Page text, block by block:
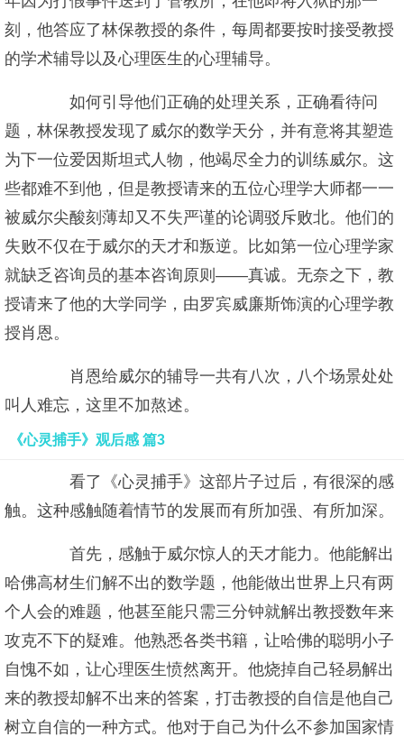
刻，他答应了林保教授的条件，每周都要按时接受教授
的学术辅导以及心理医生的心理辅导。
如何引导他们正确的处理关系，正确看待问
题，林保教授发现了威尔的数学天分，并有意将其塑造
为下一位爱因斯坦式人物，他竭尽全力的训练威尔。这
些都难不到他，但是教授请来的五位心理学大师都一一
被威尔尖酸刻薄却又不失严谨的论调驳斥败北。他们的
失败不仅在于威尔的天才和叛逆。比如第一位心理学家
就缺乏咨询员的基本咨询原则——真诚。无奈之下，教
授请来了他的大学同学，由罗宾威廉斯饰演的心理学教
授肖恩。
肖恩给威尔的辅导一共有八次，八个场景处处
叫人难忘，这里不加熬述。
《心灵捕手》观后感 篇3
看了《心灵捕手》这部片子过后，有很深的感
触。这种感触随着情节的发展而有所加强、有所加深。
首先，感触于威尔惊人的天才能力。他能解出
哈佛高材生们解不出的数学题，他能做出世界上只有两
个人会的难题，他甚至能只需三分钟就解出教授数年来
攻克不下的疑难。他熟悉各类书籍，让哈佛的聪明小子
自愧不如，让心理医生愤然离开。他烧掉自己轻易解出
来的教授却解不出来的答案，打击教授的自信是他自己
树立自信的一种方式。他对于自己为什么不参加国家情